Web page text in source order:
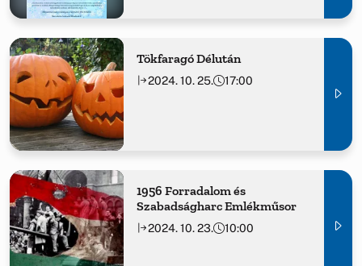
Tökfaragó Délután
2024. 10. 25. 17:00
1956 Forradalom és
Szabadságharc Emlékműsor
2024. 10. 23. 10:00